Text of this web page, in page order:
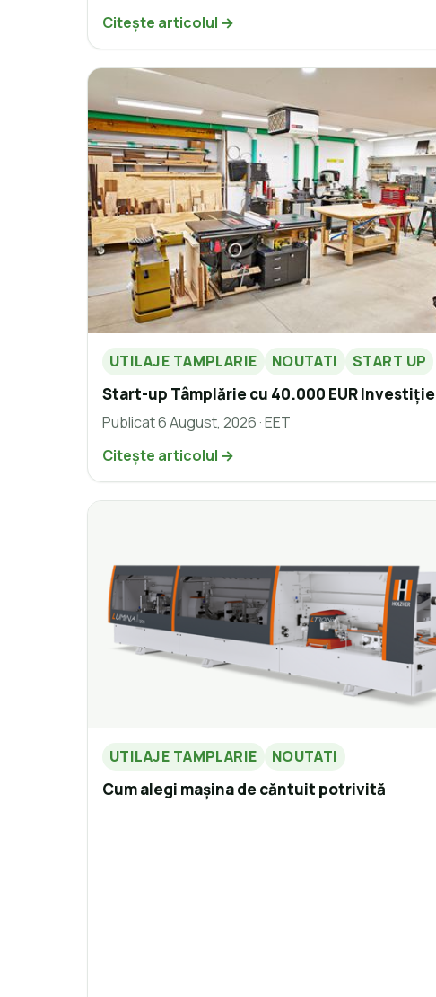
Citește articolul →
UTILAJE TAMPLARIE NOUTATI START UP
Start-up Tâmplărie cu 40.000 EUR Investiție
Publicat 6 August, 2026 · EET
Citește articolul →
UTILAJE TAMPLARIE NOUTATI
Cum alegi mașina de căntuit potrivită